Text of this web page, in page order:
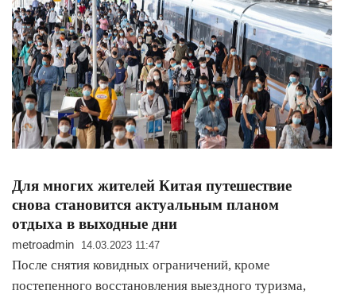
Для многих жителей Китая путешествие
снова становится актуальным планом
отдыха в выходные дни
metroadmin 14.03.2023 11:47
После снятия ковидных ограничений, кроме
постепенного восстановления выездного туризма,